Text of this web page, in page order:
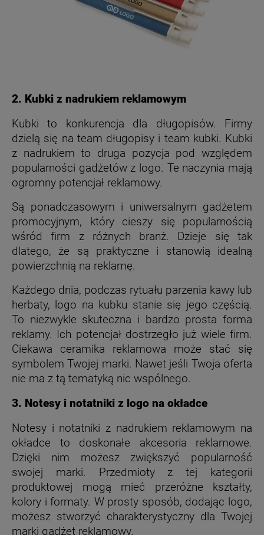
2. Kubki z nadrukiem reklamowym
Kubki to konkurencja dla długopisów. Firmy
dzielą się na team długopisy i team kubki. Kubki
z nadrukiem to druga pozycja pod względem
popularności gadżetów z logo. Te naczynia mają
ogromny potencjał reklamowy.
Są ponadczasowym i uniwersalnym gadżetem
promocyjnym, który cieszy się popularnością
wśród firm z różnych branż. Dzieje się tak
dlatego, że są praktyczne i stanowią idealną
powierzchnią na reklamę.
Każdego dnia, podczas rytuału parzenia kawy lub
herbaty, logo na kubku stanie się jego częścią.
To niezwykle skuteczna i bardzo prosta forma
reklamy. Ich potencjał dostrzegło już wiele firm.
Ciekawa ceramika reklamowa może stać się
symbolem Twojej marki. Nawet jeśli Twoja oferta
nie ma z tą tematyką nic wspólnego.
3. Notesy i notatniki z logo na okładce
Notesy i notatniki z nadrukiem reklamowym na
okładce to doskonałe akcesoria reklamowe.
Dzięki nim możesz zwiększyć popularność
swojej marki. Przedmioty z tej kategorii
produktowej mogą mieć przeróżne kształty,
kolory i formaty. W prosty sposób, dodając logo,
możesz stworzyć charakterystyczny dla Twojej
marki gadżet reklamowy.